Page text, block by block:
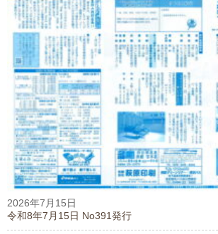
2026年7月15日
令和8年7月15日 No391発行